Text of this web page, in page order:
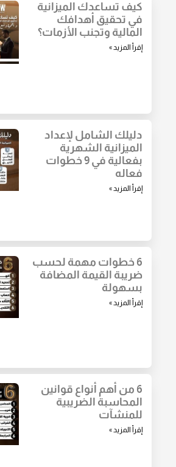
كيف تساعدك الميزانية
في تحقيق أهدافك
المالية وتجنب الأزمات؟
إقرأ المزيد »
دليلك الشامل لإعداد
الميزانية الشهرية
بفعالية في 9 خطوات
فعاله
إقرأ المزيد »
6 خطوات مهمة لحسب
ضريبة القيمة المضافة
بسهولة
إقرأ المزيد »
6 من أهم أنواع قوانين
المحاسبة الضريبية
للمنشآت
إقرأ المزيد »